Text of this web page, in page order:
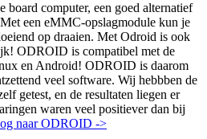
board computer, een goed alternatief
een eMMC-opslagmodule kun je
op draaien. Met Odroid is ook
ODROID is compatibel met de
en Android! ODROID is daarom
veel software. Wij hebbben de
getest, en de resultaten liegen er
waren veel positiever dan bij
naar ODROID ->